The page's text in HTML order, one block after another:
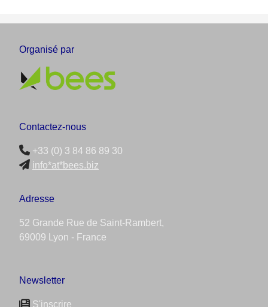
Organisé par
Contactez-nous
+33 (0) 3 84 86 89 30
info*at*bees.biz
Adresse
52 Grande Rue de Saint-Rambert,
69009 Lyon - France
Newsletter
S'inscrire